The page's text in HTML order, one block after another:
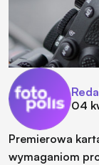
04
Premierowa
wymaganiom